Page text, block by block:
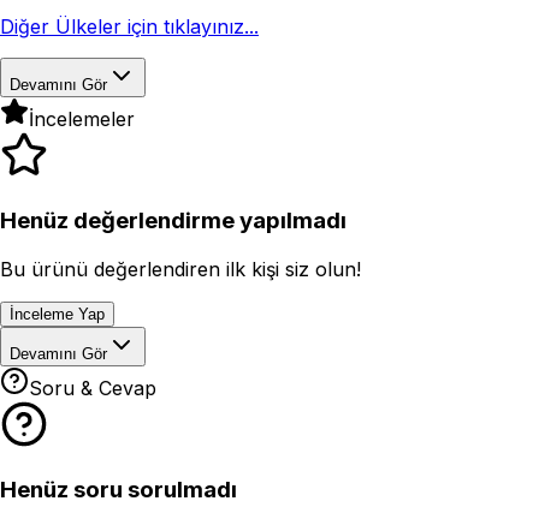
Diğer Ülkeler için tıklayınız...
Devamını Gör
İncelemeler
Henüz değerlendirme yapılmadı
Bu ürünü değerlendiren ilk kişi siz olun!
İnceleme Yap
Devamını Gör
Soru & Cevap
Henüz soru sorulmadı